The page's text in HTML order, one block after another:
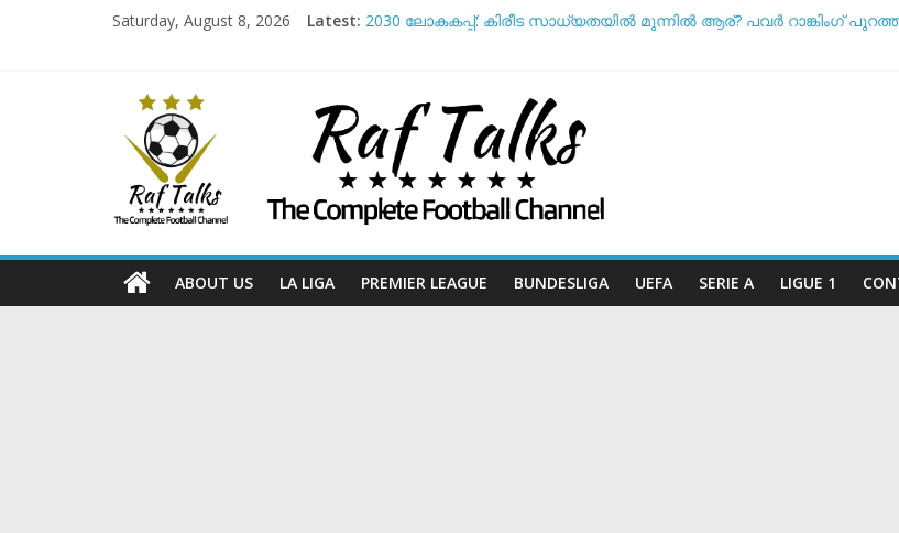
Saturday, August 8, 2026 Latest: 2030 ലോകകപ്പ്: കിരീട സാധ്യതയിൽ മുന്നിൽ ആര്? പവർ റാങ്കിംഗ്
അർജൻ്റീന ടീമിനെ അസ്ഥിരപ്പെടുത്താൻ ക്യാമ്പൈനുകൾ നടന്നു:
നെയ്മറെക്കുറിച്ച് സംസാരിക്കുന്നത് ‘ഡൈഞ്ചറസ്’; തുറന്നുപറഞ്ഞ്
സൻ്റോസ് വിടുമോ അതോ വിരമിക്കുമോ? ഭാവി പദ്ധതികളെക്കുറിച്ച്
Raf
Talks
The
Complete
Football
Channel
ABOUT US LA LIGA PREMIER LEAGUE BUNDESLIGA UEFA SERIE A LIGUE 1